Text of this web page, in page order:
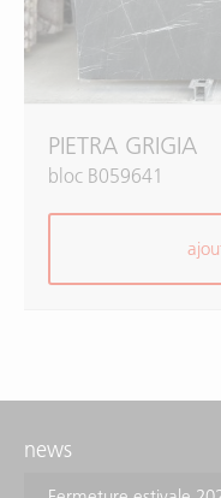
PIETRA GRIGIA
bloc B059641
news